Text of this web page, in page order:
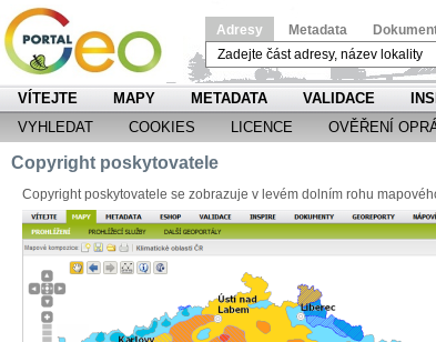
Adresy Metadata
VÍTEJTE MAPY METADATA VALIDACE
VYHLEDAT
COOKIES LICENCE OVĚŘENÍ
Copyright poskytovatele
Copyright poskytovatele se zobrazuje v levém dolním rohu